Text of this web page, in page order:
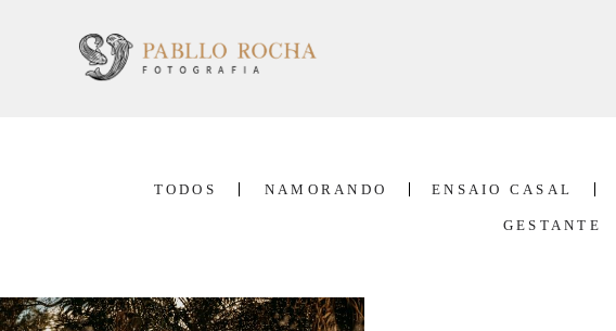
TODOS NAMORANDO ENSAIO CASAL
GESTANTE